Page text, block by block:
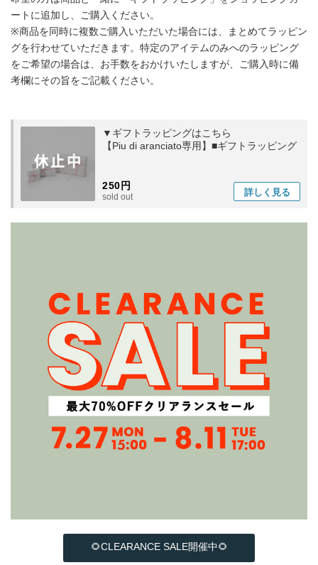
ートに追加し、ご購入ください。
※商品を同時に複数ご購入いただいた場合には、まとめてラッピン
グを行わせていただきます。特定のアイテムのみへのラッピング
をご希望の場合は、お手数をおかけいたしますが、ご購入時に備
考欄にその旨をご記載ください。
▼ギフトラッピングはこちら
【Piu di aranciato専用】■ギフトラッピング
250円
sold out 詳しく 見る
🌻CLEARANCE SALE開催中🌻